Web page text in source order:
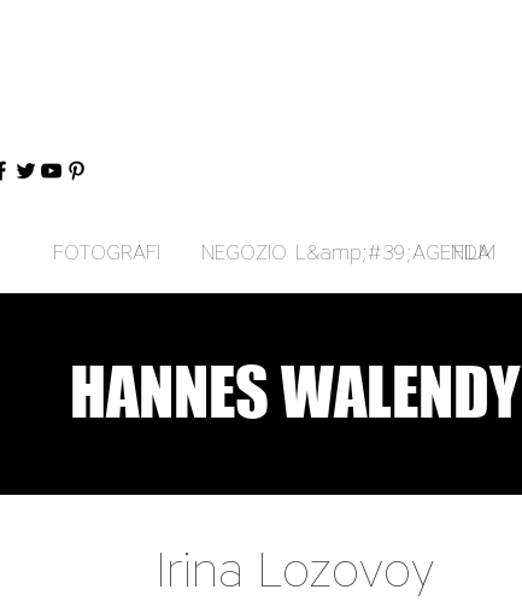
FOTOGRAFI NEGOZIO L&amp;#39;AGENDA
FILM
HANNES WALENDY
Irina Lozovoy